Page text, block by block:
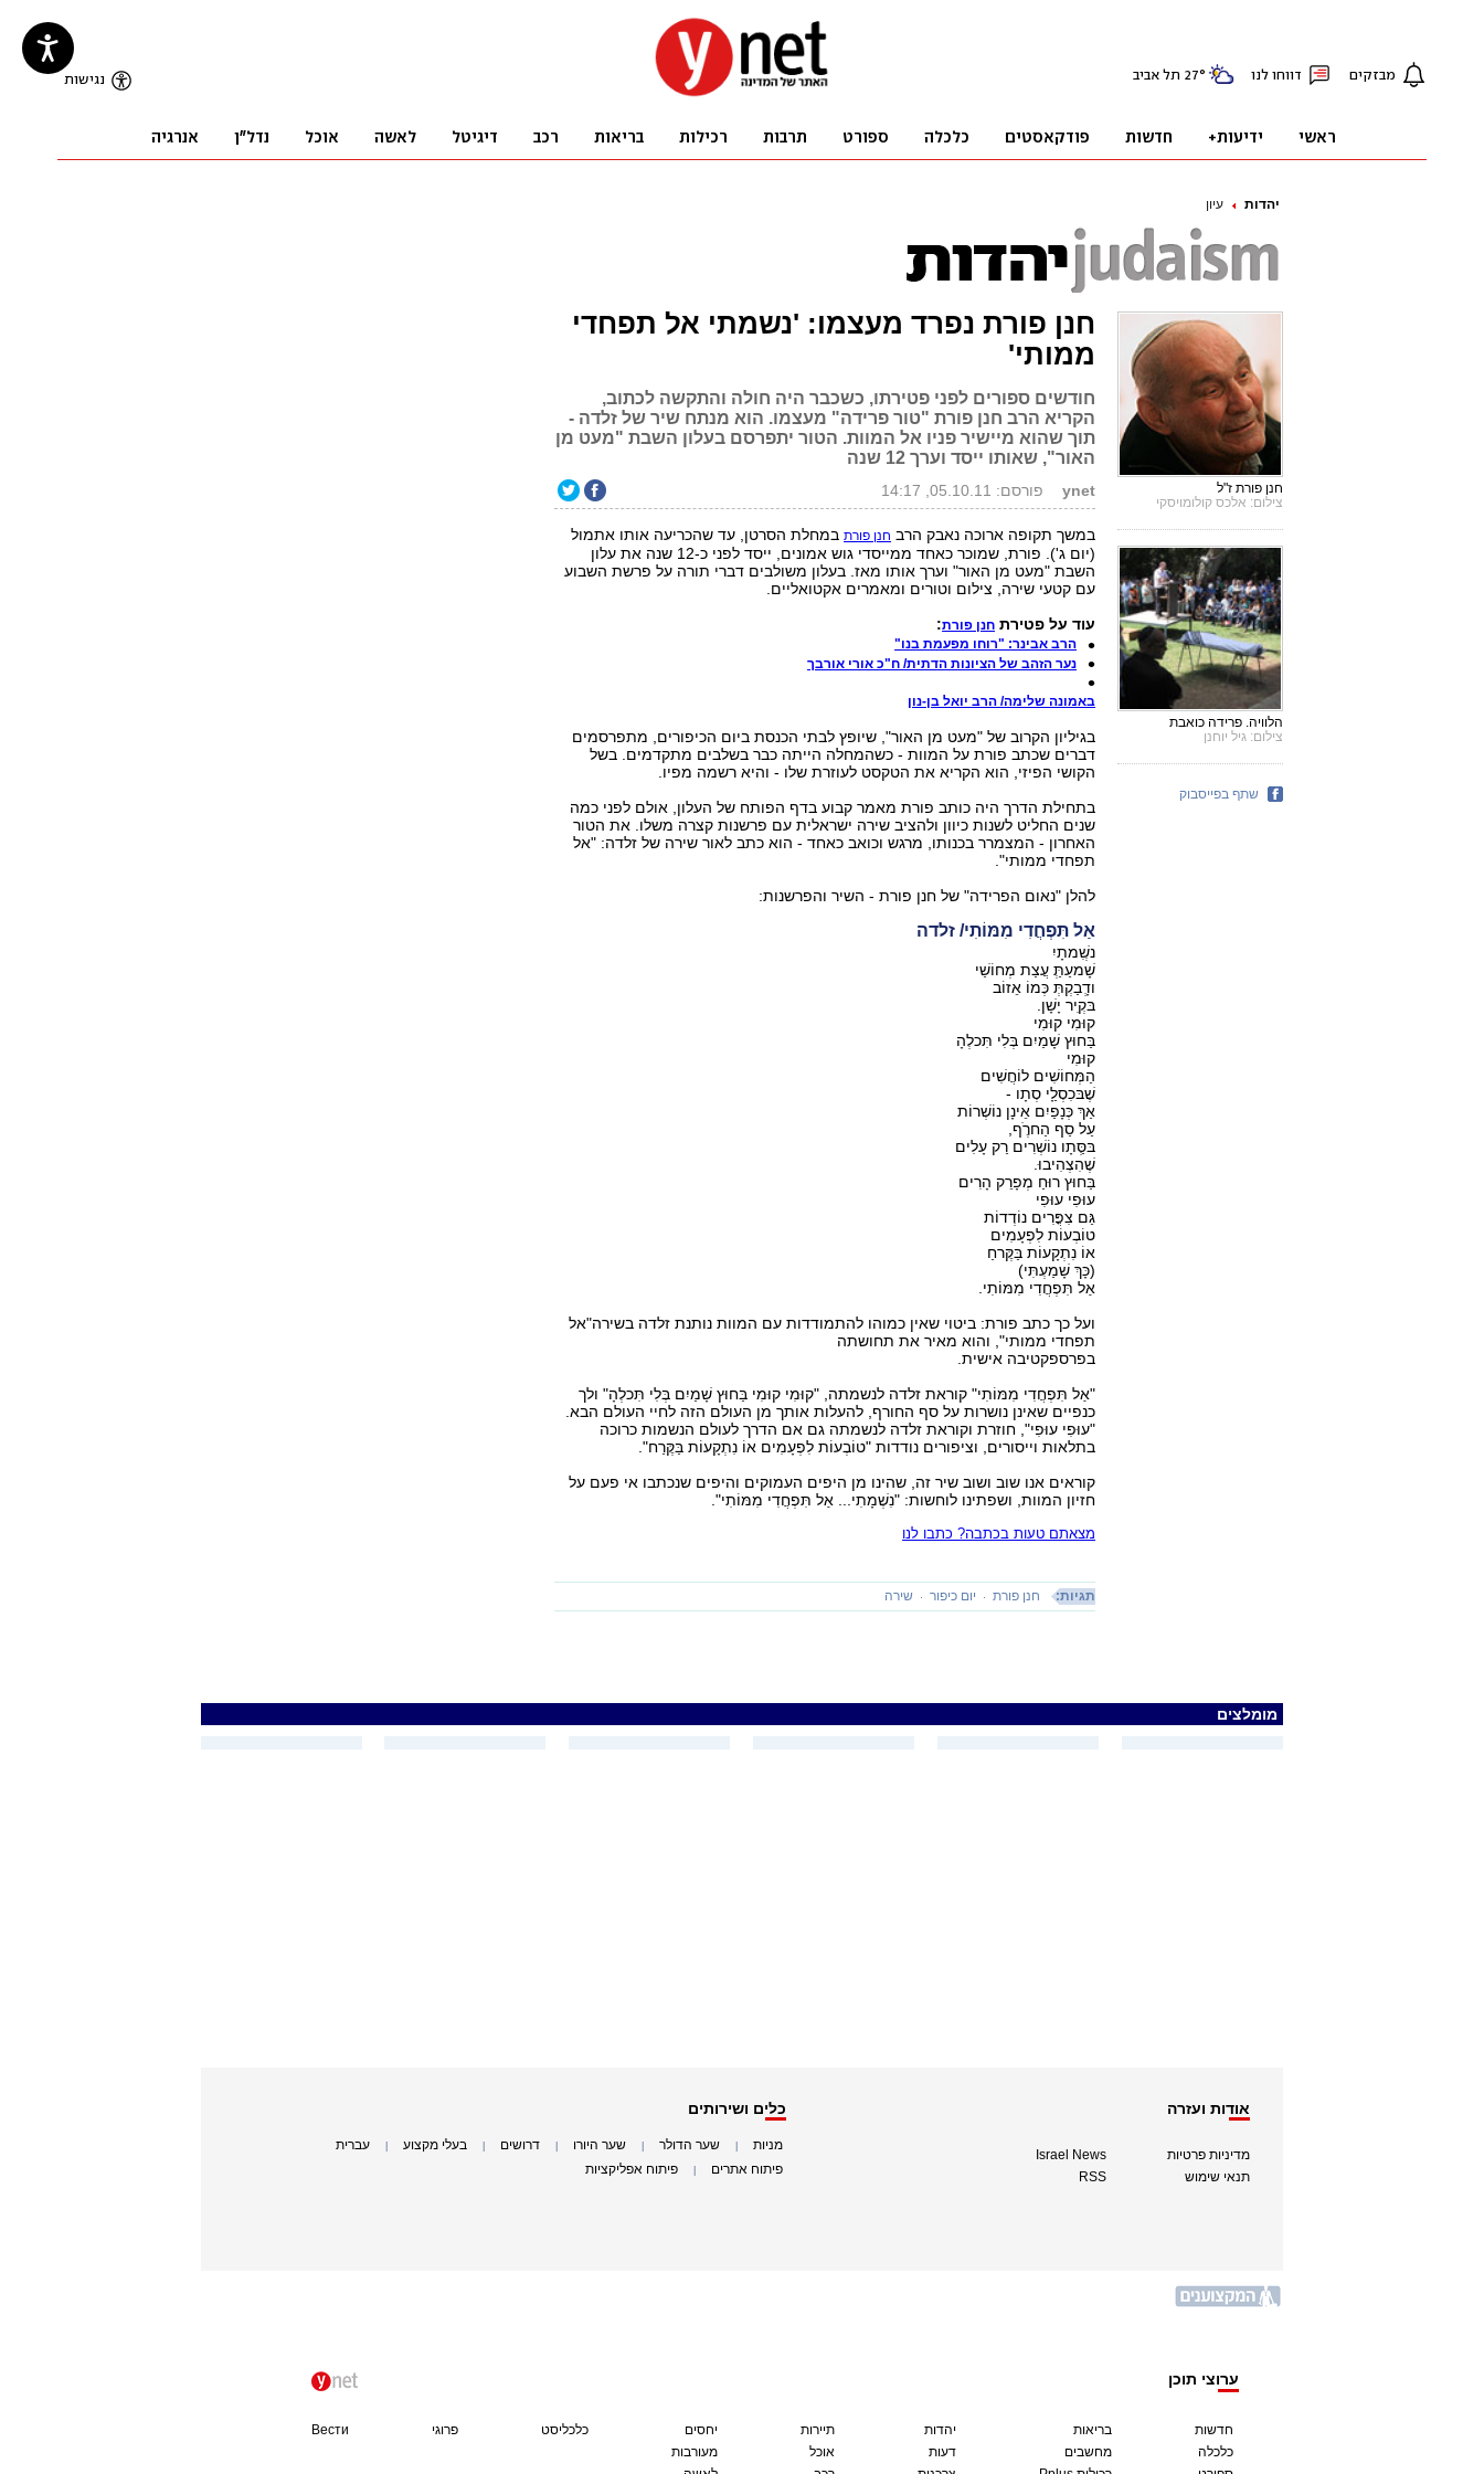
יהדות עיון
חנן פורת נפרד מעצמו: 'נשמתי אל תפחדי
ממותי'
חודשים ספורים לפני פטירתו, כשכבר היה חולה והתקשה לכתוב,
הקריא הרב חנן פורת "טור פרידה" מעצמו. הוא מנתח שיר של זלדה -
תוך שהוא מיישיר פניו אל המוות. הטור יתפרסם בעלון השבת "מעט מן
האור", שאותו ייסד וערך 12 שנה
ynet פורסם: 05.10.11, 14:17
במשך תקופה ארוכה נאבק הרב חנן פורתבמחלת הסרטן, עד שהכריעה אותו אתמול
(יום ג'). פורת, שמוכר כאחד ממייסדי גוש אמונים, ייסד לפני כ-12 שנה את עלון
השבת "מעט מן האור" וערך אותו מאז. בעלון משולבים דברי תורה על פרשת השבוע
עם קטעי שירה, צילום וטורים ומאמרים אקטואליים.
עוד על פטירת חנן פורת:
הרב אבינר: "רוחו מפעמת בנו"
נער הזהב של הציונות הדתית/ ח"כ אורי אורבך
באמונה שלימה/ הרב יואל בן-נון
בגיליון הקרוב של "מעט מן האור", שיופץ לבתי הכנסת ביום הכיפורים, מתפרסמים
דברים שכתב פורת על המוות - כשהמחלה הייתה כבר בשלבים מתקדמים. בשל
הקושי הפיזי, הוא הקריא את הטקסט לעוזרת שלו - והיא רשמה מפיו.
בתחילת הדרך היה כותב פורת מאמר קבוע בדף הפותח של העלון, אולם לפני כמה
שנים החליט לשנות כיוון ולהציב שירה ישראלית עם פרשנות קצרה משלו. את הטור
האחרון - המצמרר בכנותו, מרגש וכואב כאחד - הוא כתב לאור שירה של זלדה: "אל
תפחדי ממותי".
להלן "נאום הפרידה" של חנן פורת - השיר והפרשנות:
אַל תִּפְחֲדִי מִמּוֹתִי/ זלדה
נשְִׁמתָיִ
שָׁמעַתְַּ עֲצַת מְחוֹשַׁי
ודְָבַקְתְּ כְּמוֹ אֵזוֹב
בּקְִיר יָשָׁן.
קוּמִי קוּמִי
בַּחוּץ שָׁמַיִם בְּלִי תִּכלְהָ
קוּמִי
הַמְּחוֹשִׁים לוֹחֲשִׁים
שֶׁבּכִסְלַָי סְתָו -
אַךְ כְּנָפַיִם אֵינָן נוֹשְׁרוֹת
עַל סַף הַחרֶֹף,
בּסְַּתָו נוֹשְׁרִים רַק עָלִים
שֶׁהִצְהִיבוּ.
בַּחוּץ רוּחַ מְפָרֵק הָרִים
עוּפִי עוּפִי
גַּם צִפֳּרִים נוֹדְדוֹת
טוֹבְעוֹת לִפְעָמִים
אוֹ נִתְקָעוֹת בַּקֶּרחַ
(כָּךְ שָׁמַעְתִּי)
אַל תִּפְחֲדִי מִמּוֹתִי.
ועל כך כתב פורת: ביטוי שאין כמוהו להתמודדות עם המוות נותנת זלדה בשירה"אל
תפחדי ממותי", והוא מאיר את תחושתה
בפרספקטיבה אישית.
"אַל תִּפְחֲדִי מִמּוֹתִי" קוראת זלדה לנשמתה, "קוּמִי קוּמִי בַּחוּץ שָׁמַיִם בְּלִי תִּכלְהָ" ולך
כנפיים שאינן נושרות על סף החורף, להעלות אותך מן העולם הזה לחיי העולם הבא.
"עוּפִי עוּפִי", חוזרת וקוראת זלדה לנשמתה גם אם הדרך לעולם הנשמות כרוכה
בתלאות וייסורים, וציפורים נודדות "טוֹבְעוֹת לִפְעָמִים אוֹ נִתְקָעוֹת בַּקֶּרַח".
קוראים אנו שוב ושוב שיר זה, שהינו מן היפים העמוקים והיפים שנכתבו אי פעם על
חזיון המוות, ושפתינו לוחשות: "נִשְׁמָתִי... אַל תִּפְחֲדִי מִמּוֹתִי".
מצאתם טעות בכתבה? כתבו לנו
תגיות: חנן פורת יום כיפור שירה
חנן פורת ז"ל
צילום: אלכס קולומויסקי
הלוויה. פרידה כואבת
צילום: גיל יוחנן
שתף בפייסבוק
מומלצים
אודות ועזרה
מדיניות פרטיות
תנאי שימוש
Israel News
RSS
כלים ושירותים
מניות שער הדולר שער היורו דרושים בעלי מקצוע עברית
פיתוח אתרים פיתוח אפליקציות
ערוצי תוכן
חדשות
כלכלה
בריאות
מחשבים
יהדות
דעות
תיירות
אוכל
יחסים
מעורבות
כלכליסט פרוגי Вести